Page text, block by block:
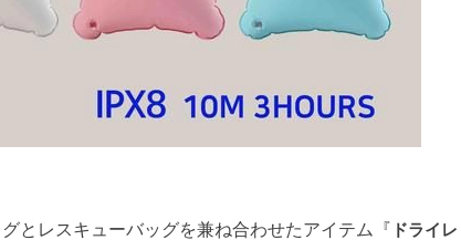
とレスキューバッグを兼ね合わせたアイテム『 ドライレ